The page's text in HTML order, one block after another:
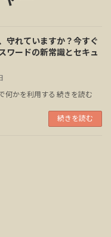
守れていますか？今すぐ
ワードの新常識とセキュ
何かを利用する 続きを読む
続きを読む